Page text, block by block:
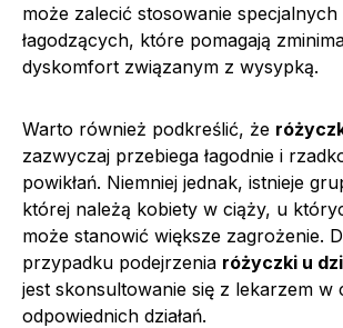
może zalecić stosowanie
łagodzących, które pomagają
dyskomfort związanym z wysypką.
Warto również podkreślić, że
zazwyczaj przebiega łagodnie i
powikłań. Niemniej jednak, istnieje
której należą kobiety w ciąży, u
może stanowić większe zagrożenie.
przypadku podejrzenia różyczki u
jest skonsultowanie się z lekarzem w
odpowiednich działań.